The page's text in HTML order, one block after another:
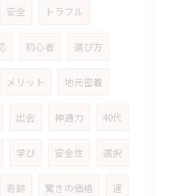
安全 トラブル
初心者 選び方
メリット 地元密着
出会 神通力 40代
学び 安全性 選択
奇跡 驚きの価格 運